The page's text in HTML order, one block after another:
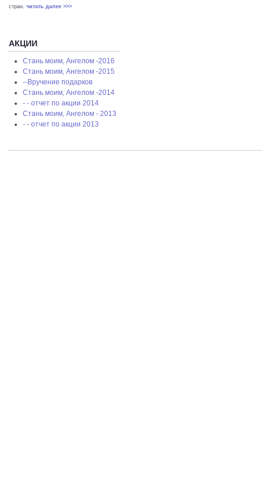
стран. читать далее >>>
АКЦИИ
Стань моим, Ангелом -2016
Стань моим, Ангелом -2015
--Вручение подарков
Стань моим, Ангелом -2014
- - отчет по акции 2014
Стань моим, Ангелом - 2013
- - отчет по акции 2013